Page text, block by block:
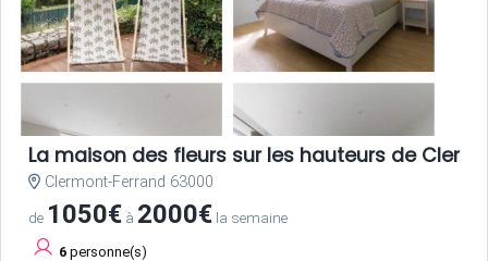
La maison des fleurs sur les hauteurs de
Clermont-Ferrand 63000
de 1050€ à 2000€ la semaine
6 personne(s)